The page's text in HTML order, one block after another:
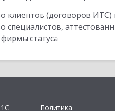
клиентов (договоров
специалистов,
статуса
Политика